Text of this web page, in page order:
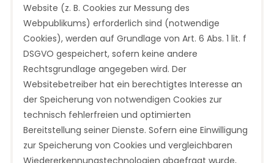
Website (z. B. Cookies zur Messung des
Webpublikums) erforderlich sind (notwendige
Cookies), werden auf Grundlage von Art. 6 Abs. 1 lit. f
DSGVO gespeichert, sofern keine andere
Rechtsgrundlage angegeben wird. Der
Websitebetreiber hat ein berechtigtes Interesse an
der Speicherung von notwendigen Cookies zur
technisch fehlerfreien und optimierten
Bereitstellung seiner Dienste. Sofern eine Einwilligung
zur Speicherung von Cookies und vergleichbaren